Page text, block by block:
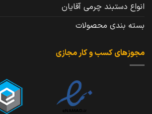
انواع دستبند چرمی آقایان
بسته بندی محصولات
مجوزهای کسب و کار مجازی